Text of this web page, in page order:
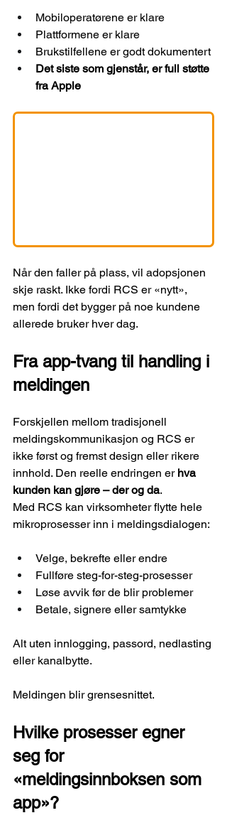
Mobiloperatørene er klare
Plattformene er klare
Brukstilfellene er godt dokumentert
Det siste som gjenstår, er full støtte
fra Apple
Når den faller på plass, vil adopsjonen
skje raskt. Ikke fordi RCS er «nytt»,
men fordi det bygger på noe kundene
allerede bruker hver dag.
Fra app-tvang til handling i
meldingen
Forskjellen mellom tradisjonell
meldingskommunikasjon og RCS er
ikke først og fremst design eller rikere
innhold. Den reelle endringen er hva
kunden kan gjøre – der og da.
Med RCS kan virksomheter flytte hele
mikroprosesser inn i meldingsdialogen:
Velge, bekrefte eller endre
Fullføre steg-for-steg-prosesser
Løse avvik før de blir problemer
Betale, signere eller samtykke
Alt uten innlogging, passord, nedlasting
eller kanalbytte.
Meldingen blir grensesnittet.
Hvilke prosesser egner
seg for
«meldingsinnboksen som
app»?